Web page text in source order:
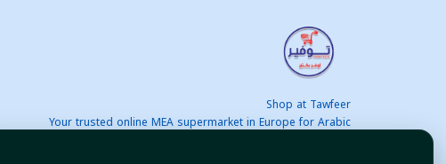
Shop at Tawfeer
Your trusted online MEA supermarket in Europe for Arabic